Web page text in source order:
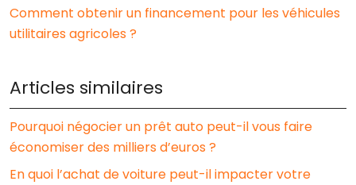
Comment obtenir un financement pour les véhicules
utilitaires agricoles ?
Articles similaires
Pourquoi négocier un prêt auto peut-il vous faire
économiser des milliers d’euros ?
En quoi l’achat de voiture peut-il impacter votre